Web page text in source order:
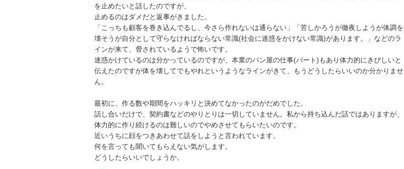
を止めたいと話したのですが、
止めるのはダメだと返事がきました。
「こっちも顧客を巻き込んでるし、今さら作れないは通らない」「苦しかろうが徹夜しようが体調を
壊そうが自分として守らなければならない常識(社会に迷惑をかけない常識)があります。」などのラ
インが来て、脅されているようで怖いです。
迷惑かけているのは分かっているのですが、本業のパン屋の仕事(パート)もあり体力的にきびしいと
伝えたのですが体を壊してでもやれというようなラインがきて、もうどうしたらいいのか分かりませ
ん。
最初に、作る数や期間をハッキリと決めてなかったのがだめでした。
話し合いだけで、契約書などのやりとりは一切していません。私から持ち込んだ話ではありますが、
体力的に作り続けるのは難しいのでやめさせてもらいたいのです。
近いうちに顔をつきあわせて話をしようと言われています。
何を言っても聞いてもらえない気がします。